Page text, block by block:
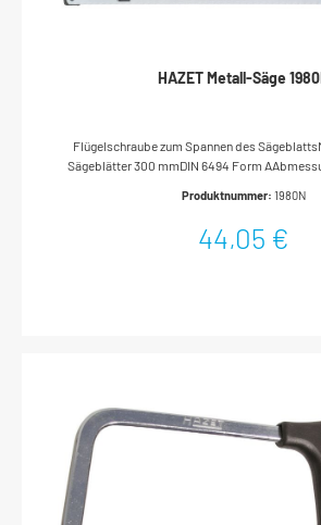
HAZET Metall-Säge
Flügelschraube zum Spannen des
Sägeblätter 300 mmDIN 6494 Form
Produktnummer: 1980N
44,05 €